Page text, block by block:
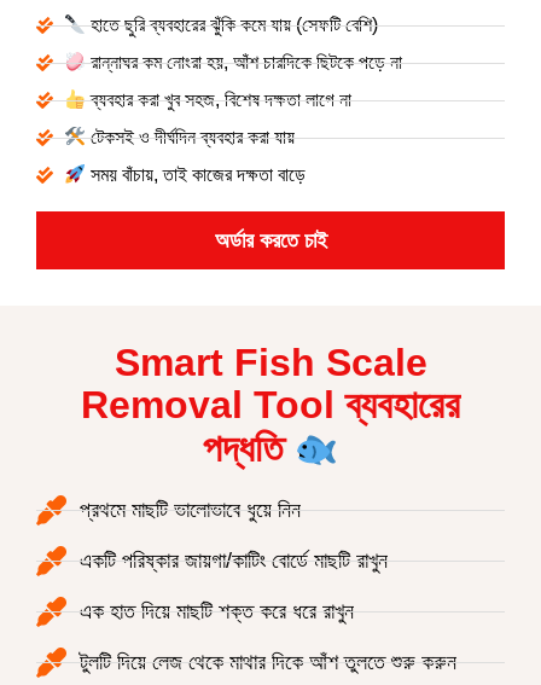
হাতে ছুরি ব্যবহারের ঝুঁকি কমে যায় (সেফটি বেশি)
রান্নাঘর কম নোংরা হয়, আঁশ চারদিকে ছিটকে পড়ে না
ব্যবহার করা খুব সহজ, বিশেষ দক্ষতা লাগে না
টেকসই ও দীর্ঘদিন ব্যবহার করা যায়
সময় বাঁচায়, তাই কাজের দক্ষতা বাড়ে
অর্ডার করতে চাই
Smart Fish Scale
Removal Tool ব্যবহারের
পদ্ধতি
প্রথমে মাছটি ভালোভাবে ধুয়ে নিন
একটি পরিষ্কার জায়গা/কাটিং বোর্ডে মাছটি রাখুন
এক হাত দিয়ে মাছটি শক্ত করে ধরে রাখুন
টুলটি দিয়ে লেজ থেকে মাথার দিকে আঁশ তুলতে শুরু করুন